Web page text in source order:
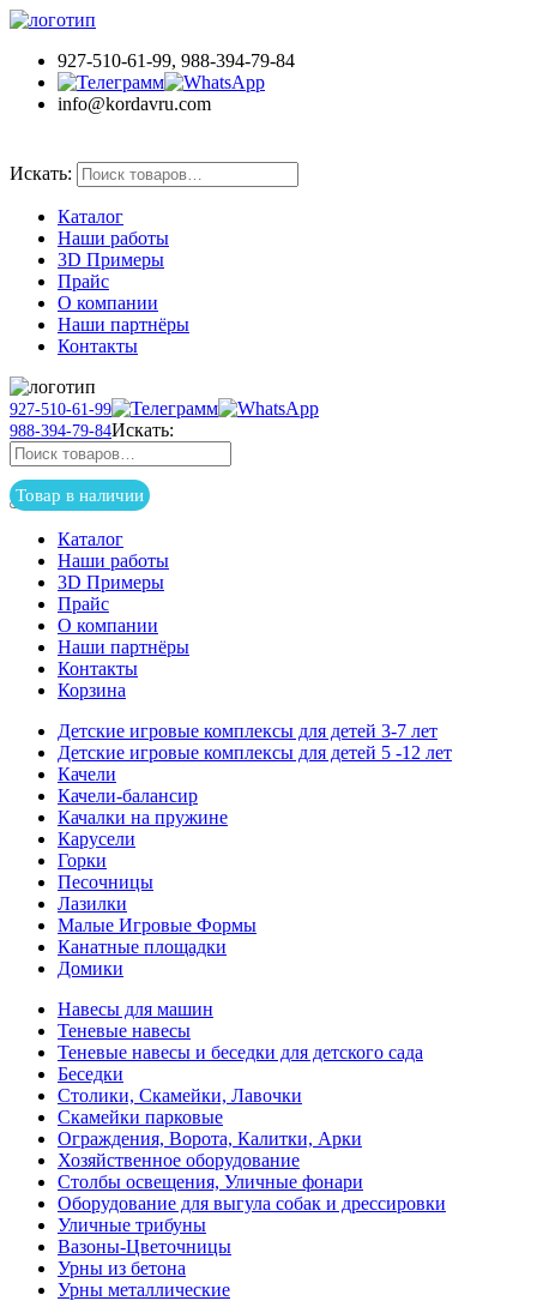
927-510-61-99, 988-394-79-84
info@kordavru.com
Искать:
Каталог
Наши работы
3D Примеры
Прайс
О компании
Наши партнёры
Контакты
927-510-61-99
988-394-79-84Искать:
Товар в наличии
Каталог
Наши работы
3D Примеры
Прайс
О компании
Наши партнёры
Контакты
Корзина
Детские игровые комплексы для детей 3-7 лет
Детские игровые комплексы для детей 5 -12 лет
Качели
Качели-балансир
Качалки на пружине
Карусели
Горки
Песочницы
Лазилки
Малые Игровые Формы
Канатные площадки
Домики
Навесы для машин
Теневые навесы
Теневые навесы и беседки для детского сада
Беседки
Столики, Скамейки, Лавочки
Скамейки парковые
Ограждения, Ворота, Калитки, Арки
Хозяйственное оборудование
Столбы освещения, Уличные фонари
Оборудование для выгула собак и дрессировки
Уличные трибуны
Вазоны-Цветочницы
Урны из бетона
Урны металлические